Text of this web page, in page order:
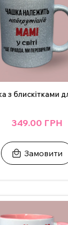
з блискітками
349.00 ГРН
Замовити